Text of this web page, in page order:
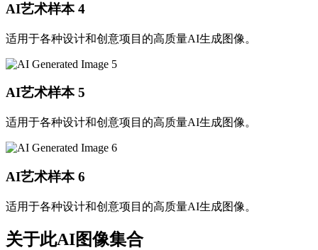
AI艺术样本 4
适用于各种设计和创意项目的高质量AI生成图像。
AI艺术样本 5
适用于各种设计和创意项目的高质量AI生成图像。
AI艺术样本 6
适用于各种设计和创意项目的高质量AI生成图像。
关于此AI图像集合